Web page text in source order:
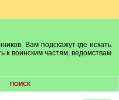
Вам подскажут где искать
к воинским частям, ведомствам
ПОИСК